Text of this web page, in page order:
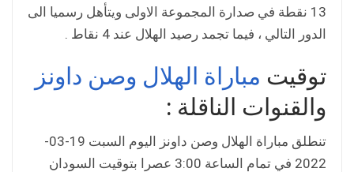
13 نقطة في صدارة المجموعة الاولى ويتأهل رسميا الى
الدور التالي ، فيما تجمد رصيد الهلال عند 4 نقاط .
توقيت مباراة الهلال وصن داونز
والقنوات الناقلة :
تنطلق مباراة الهلال وصن داونز اليوم السبت 19-03-
2022 في تمام الساعة 3:00 عصرا بتوقيت السودان